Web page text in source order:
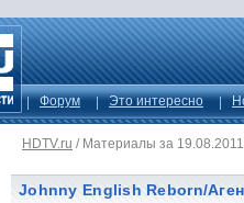
Форум Это интересно
HDTV.ru / Материалы за 19.08.2011
Johnny English Reborn/